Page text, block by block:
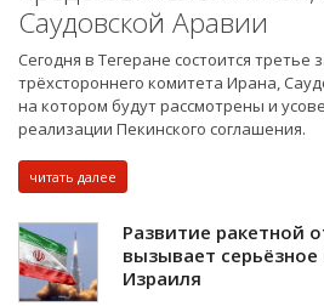
Саудовской Аравии
Сегодня в Тегеране состоится третье
трёхстороннего комитета Ирана,
на котором будут рассмотрены и
реализации Пекинского соглашения.
читать далее
Развитие ракетной
вызывает
Израиля